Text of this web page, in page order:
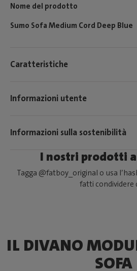
Nome del prodotto
Sumo Sofa Medium Cord Deep Blue
Caratteristiche
Informazioni utente
Informazioni sulla sostenibilità
I nostri prodotti
Tagga @fatboy_original o usa
fatti condividere
IL DIVANO
SOFA